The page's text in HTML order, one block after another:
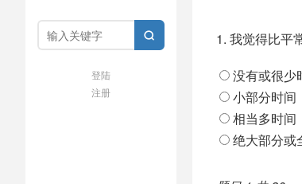

登陆
注册
1. 我觉得比平
没有或很少
小部分时间
相当多时间
绝大部分或